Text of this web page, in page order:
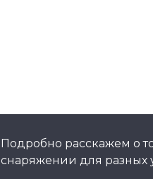
Подробно расскажем о
снаряжении для разных